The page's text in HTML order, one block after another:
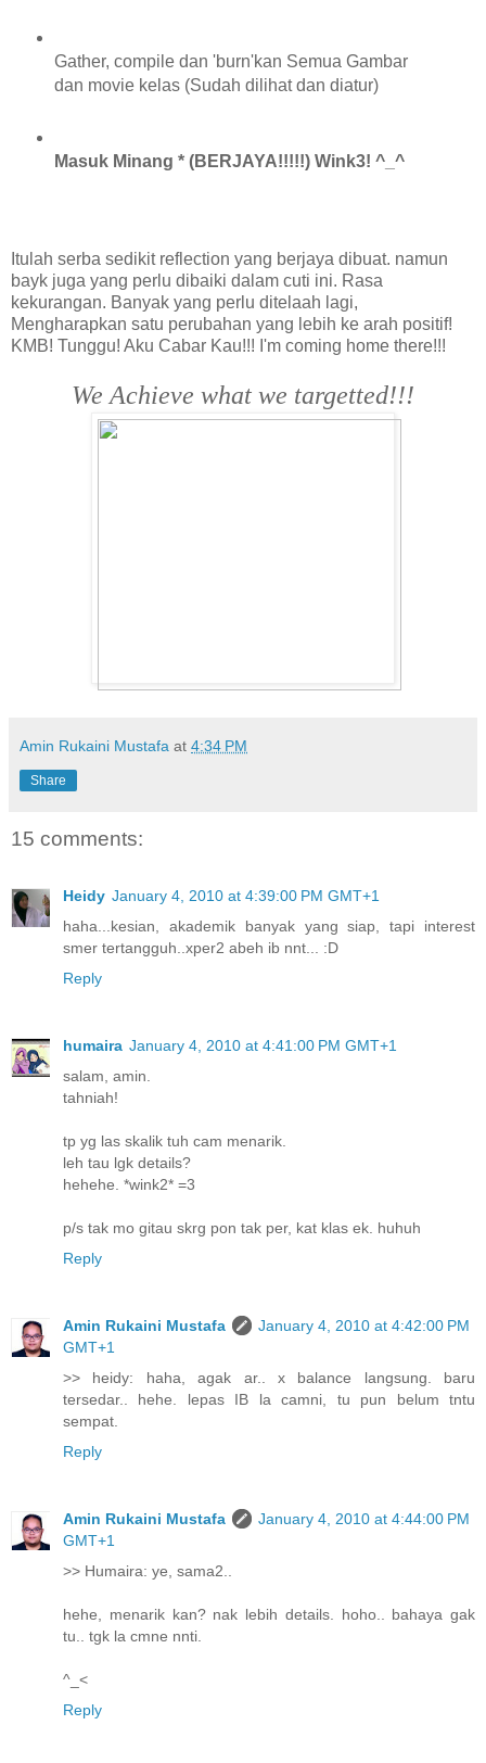
Gather, compile dan 'burn'kan Semua Gambar
dan movie kelas (Sudah dilihat dan diatur)
Masuk Minang * (BERJAYA!!!!!) Wink3! ^_^
Itulah serba sedikit reflection yang berjaya dibuat. namun
bayk juga yang perlu dibaiki dalam cuti ini. Rasa
kekurangan. Banyak yang perlu ditelaah lagi,
Mengharapkan satu perubahan yang lebih ke arah positif!
KMB! Tunggu! Aku Cabar Kau!!! I'm coming home there!!!
We Achieve what we targetted!!!
Amin Rukaini Mustafa at 4:34 PM
Share
15 comments:
Heidy January 4, 2010 at 4:39:00 PM GMT+1
haha...kesian, akademik banyak yang siap, tapi interest
smer tertangguh..xper2 abeh ib nnt... :D
Reply
humaira January 4, 2010 at 4:41:00 PM GMT+1
salam, amin.
tahniah!
tp yg las skalik tuh cam menarik.
leh tau lgk details?
hehehe. *wink2* =3
p/s tak mo gitau skrg pon tak per, kat klas ek. huhuh
Reply
Amin Rukaini Mustafa
January 4, 2010 at 4:42:00 PM
GMT+1
>> heidy: haha, agak ar.. x balance langsung. baru
tersedar.. hehe. lepas IB la camni, tu pun belum tntu
sempat.
Reply
Amin Rukaini Mustafa
January 4, 2010 at 4:44:00 PM
GMT+1
>> Humaira: ye, sama2..
hehe, menarik kan? nak lebih details. hoho.. bahaya gak
tu.. tgk la cmne nnti.
^_<
Reply